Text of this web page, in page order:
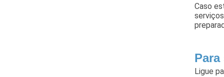
Caso
Ligue